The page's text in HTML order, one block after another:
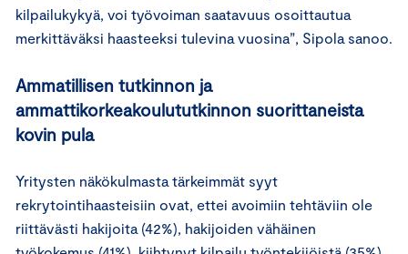
kilpailukykyä, voi työvoiman saatavuus osoittautua
merkittäväksi haasteeksi tulevina vuosina”, Sipola sanoo.
Ammatillisen tutkinnon ja
ammattikorkeakoulututkinnon suorittaneista
kovin pula
Yritysten näkökulmasta tärkeimmät syyt
rekrytointihaasteisiin ovat, ettei avoimiin tehtäviin ole
riittävästi hakijoita (42%), hakijoiden vähäinen